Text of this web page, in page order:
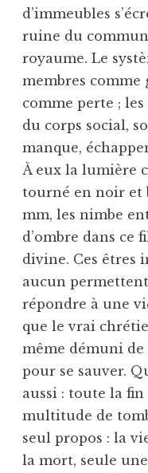
d’immeubles
ruine du
royaume. Le
membres comme
comme perte ;
du corps social,
manque,
À eux la lumière
tourné en noir et
mm, les nimbe
d’ombre dans ce
divine. Ces êtres
aucun
répondre à une
que le vrai
même démuni
pour se sauver.
aussi : toute la
multitude de
seul propos : la
la mort, seule